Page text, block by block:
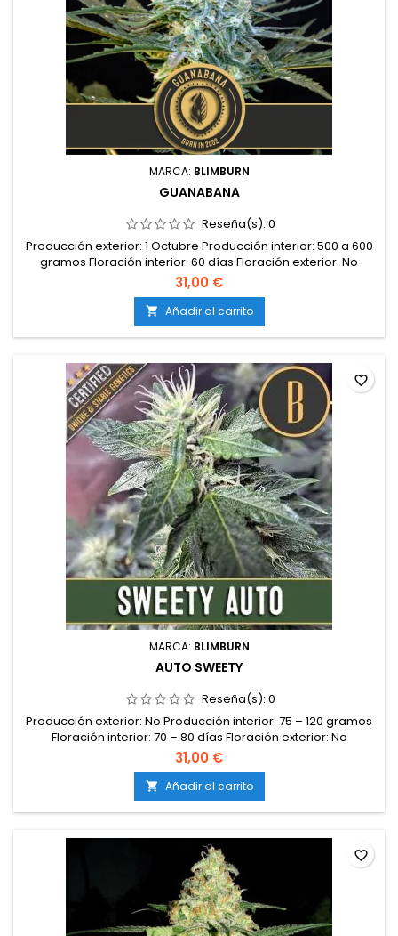
MARCA: BLIMBURN
GUANABANA
Reseña(s): 0
Producción exterior: 1 Octubre Producción interior: 500 a 600
gramos Floración interior: 60 días Floración exterior: No
Autofloreciente: No Tipo: Sativa Genética: Amnesia Haze
Efectos: No Feminizada: Sí Altura: 2 - 3 metros CBD: 0,6%
Sabor: No THC: 16 - 18%
31,00 €
 Añadir al carrito
MARCA: BLIMBURN
AUTO SWEETY
Reseña(s): 0
Producción exterior: No Producción interior: 75 – 120 gramos
Floración interior: 70 – 80 días Floración exterior: No
Autofloreciente: Sí Tipo: Híbrido Genética: Sweet Tooth Auto
Efectos: Física y relajante Feminizada: Sí Altura: 1 – 1,20 metros
CBD: No Sabor: No THC: Media / Alta
31,00 €
 Añadir al carrito
favorite_border
favorite_border